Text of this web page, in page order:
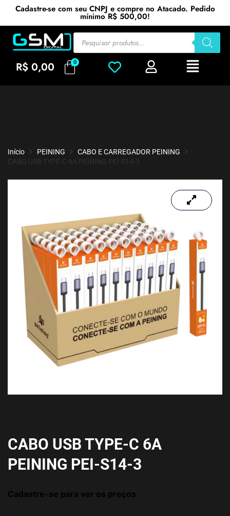
Cadastre-se com seu CNPJ e compre no Atacado. Pedido
mínimo R$ 500,00!
R$ 0,00
Início PEINING
CABO E CARREGADOR PEINING
CABO USB TYPE-C 6A PEINING PEI-S14-3
CABO USB TYPE-C 6A
PEINING PEI-S14-3
Cadastre-se para ver os preços